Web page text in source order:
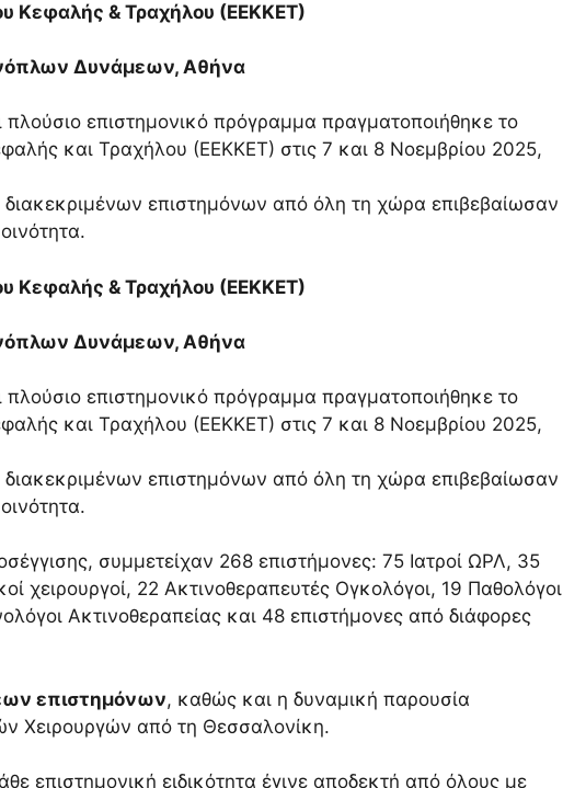
Κεφαλής & Τραχήλου (ΕΕΚΚΕΤ)
Δυνάμεων, Αθήνα
πλούσιο επιστημονικό πρόγραμμα πραγματοποιήθηκε το
και Τραχήλου (ΕΕΚΚΕΤ) στις 7 και 8 Νοεμβρίου 2025,
επιστημόνων από όλη τη χώρα επιβεβαίωσαν
Κεφαλής & Τραχήλου (ΕΕΚΚΕΤ)
Δυνάμεων, Αθήνα
πλούσιο επιστημονικό πρόγραμμα πραγματοποιήθηκε το
και Τραχήλου (ΕΕΚΚΕΤ) στις 7 και 8 Νοεμβρίου 2025,
επιστημόνων από όλη τη χώρα επιβεβαίωσαν
συμμετείχαν 268 επιστήμονες: 75 Ιατροί ΩΡΛ, 35
χειρουργοί, 22 Ακτινοθεραπευτές Ογκολόγοι, 19 Παθολόγοι
Ακτινοθεραπείας και 48 επιστήμονες από διάφορες
επιστημόνων, καθώς και η δυναμική παρουσία
Χειρουργών από τη Θεσσαλονίκη.
επιστημονική ειδικότητα έγινε αποδεκτή από όλους με